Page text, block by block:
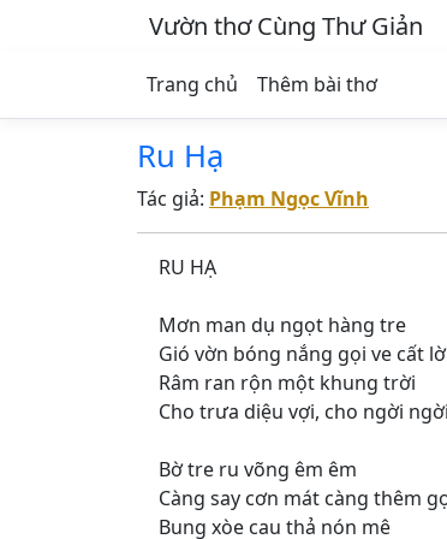
Vườn thơ Cùng Thư Giản
Trang chủ Thêm bài thơ
Ru Hạ
Tác giả: Phạm Ngọc Vĩnh
RU HẠ
Mơn man dụ ngọt hàng tre
Gió vờn bóng nắng gọi ve cất
Râm ran rộn một khung trời
Cho trưa diệu vợi, cho ngời
Bờ tre ru võng êm êm
Càng say cơn mát càng thêm
Bung xòe cau thả nón mê